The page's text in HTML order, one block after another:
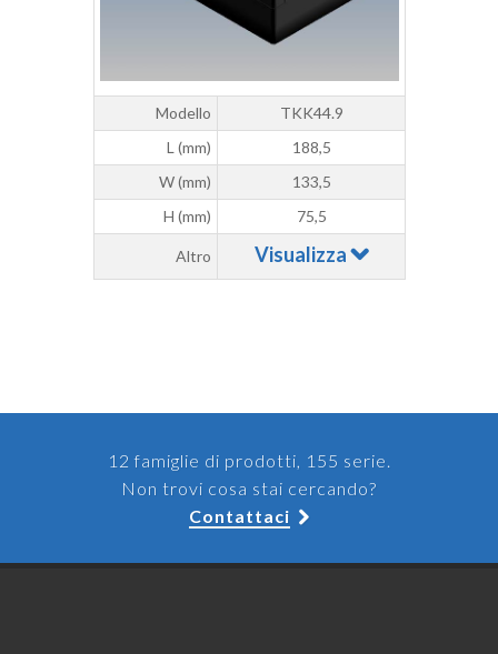
Modello
TKK44.9
L (mm)
188,5
W (mm)
133,5
H (mm)
75,5
Altro Visualizza
12 famiglie di prodotti, 155 serie.
Non trovi cosa stai cercando?
Contattaci